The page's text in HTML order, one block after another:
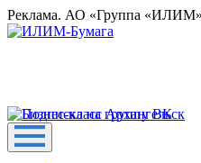
Реклама. АО «Группа